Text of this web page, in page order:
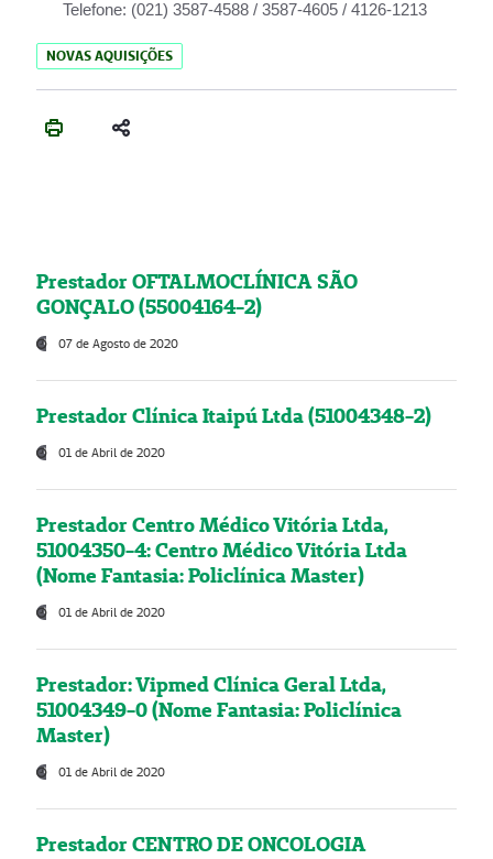
Telefone: (021) 3587-4588 / 3587-4605 / 4126-1213
NOVAS AQUISIÇÕES
Prestador OFTALMOCLÍNICA SÃO
GONÇALO (55004164-2)
07 de Agosto de 2020
Prestador Clínica Itaipú Ltda (51004348-2)
01 de Abril de 2020
Prestador Centro Médico Vitória Ltda,
51004350-4: Centro Médico Vitória Ltda
(Nome Fantasia: Policlínica Master)
01 de Abril de 2020
Prestador: Vipmed Clínica Geral Ltda,
51004349-0 (Nome Fantasia: Policlínica
Master)
01 de Abril de 2020
Prestador CENTRO DE ONCOLOGIA